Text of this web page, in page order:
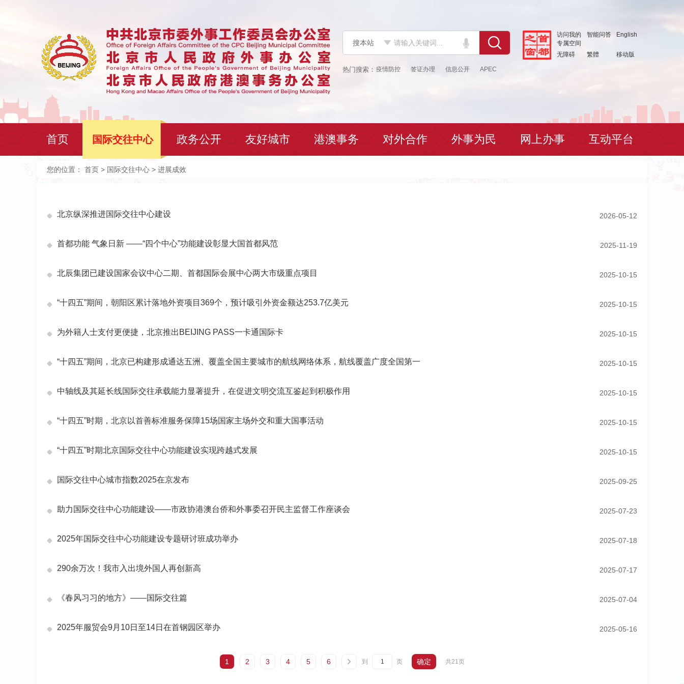
搜本站
疫情防控 签证办理 信息公开 APEC
访问我的
专属空间
智能问答 English
无障碍 繁體 移动版
首页 国际交往中心 政务公开 友好城市 港澳事务 对外合作 外事为民 网上办事 互动平台
您的位置： 首页 > 国际交往中心 > 进展成效
北京纵深推进国际交往中心建设 2026-05-12
首都功能 气象日新 ——“四个中心”功能建设彰显大国首都风范 2025-11-19
北辰集团已建设国家会议中心二期、首都国际会展中心两大市级重点项目 2025-10-15
“十四五”期间，朝阳区累计落地外资项目369个，预计吸引外资金额达253.7亿美元 2025-10-15
为外籍人士支付更便捷，北京推出BEIJING PASS一卡通国际卡 2025-10-15
“十四五”期间，北京已构建形成通达五洲、覆盖全国主要城市的航线网络体系，航线覆盖广度全国第一 2025-10-15
中轴线及其延长线国际交往承载能力显著提升，在促进文明交流互鉴起到积极作用 2025-10-15
“十四五”时期，北京以首善标准服务保障15场国家主场外交和重大国事活动 2025-10-15
“十四五”时期北京国际交往中心功能建设实现跨越式发展 2025-10-15
国际交往中心城市指数2025在京发布 2025-09-25
助力国际交往中心功能建设——市政协港澳台侨和外事委召开民主监督工作座谈会 2025-07-23
2025年国际交往中心功能建设专题研讨班成功举办 2025-07-18
290余万次！我市入出境外国人再创新高 2025-07-17
《春风习习的地方》——国际交往篇 2025-07-04
2025年服贸会9月10日至14日在首钢园区举办 2025-05-16
1 2 3 4 5 6 到 页 确定 共21页